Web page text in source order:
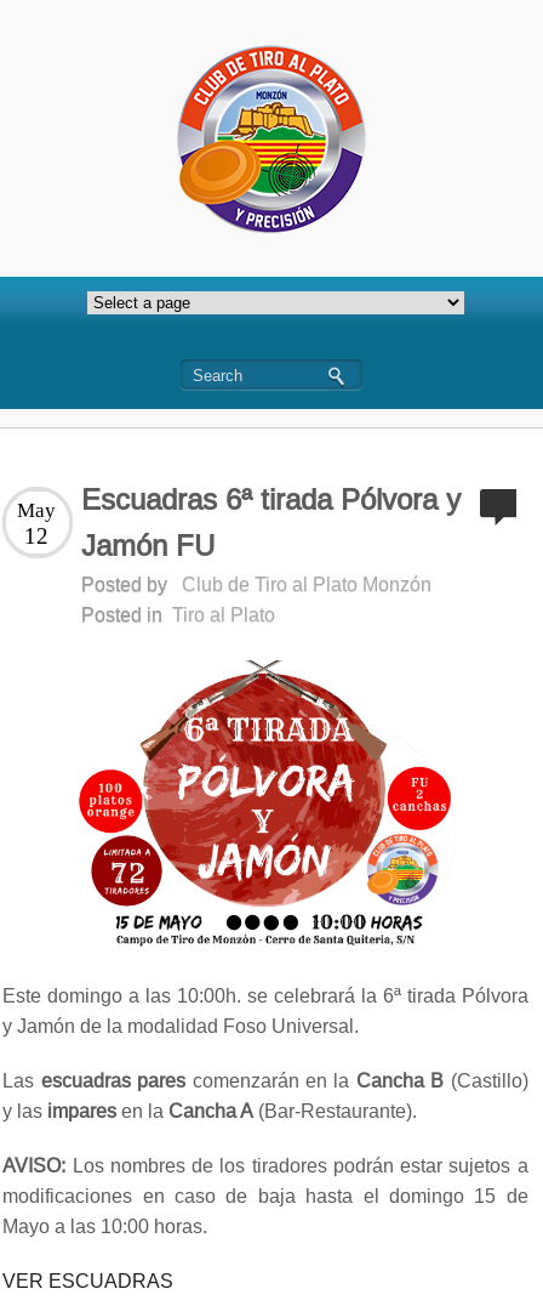
Escuadras 6ª tirada Pólvora y
Jamón FU
May
12
Posted by
Club de Tiro al Plato Monzón
Posted in Tiro al Plato
Este domingo a las 10:00h. se celebrará la 6ª tirada Pólvora
y Jamón de la modalidad Foso Universal.
Las escuadras pares comenzarán en la Cancha B (Castillo)
y las impares en laCancha A (Bar-Restaurante).
AVISO: Los nombres de los tiradores podrán estar sujetos a
modificaciones en caso de baja hasta el domingo 15 de
Mayo a las 10:00 horas.
VER ESCUADRAS